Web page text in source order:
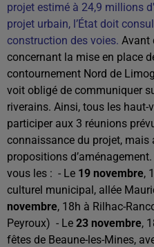
projet estimé à 24,9 millions
projet urbain, l’État doit
construction des voies. Avant
concernant la mise en place
contournement Nord de
voit obligé de communiquer
riverains. Ainsi, tous les
participer aux 3 réunions
connaissance du projet, mais
propositions d’aménagement.
vous les : - Le 19 novembre,
culturel municipal, allée
novembre, 18h à Rilhac-
Peyroux) - Le 23 novembre,
fêtes de Beaune-les-Mines,